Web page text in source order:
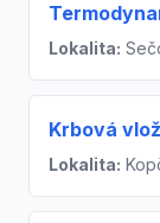
Lokalita:
Krbová
Lokalita: